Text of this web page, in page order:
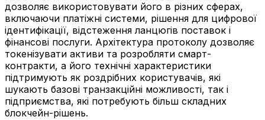
дозволяє використовувати його в різних сферах,
включаючи платіжні системи, рішення для цифрової
ідентифікації, відстеження ланцюгів поставок і
фінансові послуги. Архітектура протоколу дозволяє
токенізувати активи та розробляти смарт-
контракти, а його технічні характеристики
підтримують як роздрібних користувачів, які
шукають базові транзакційні можливості, так і
підприємства, які потребують більш складних
блокчейн-рішень.